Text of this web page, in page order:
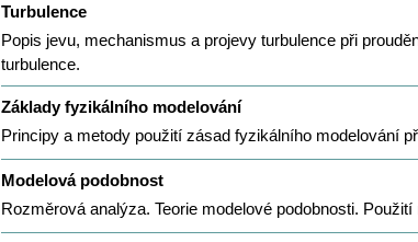
Turbulence
Popis jevu, mechanismus a projevy turbulence při
turbulence.
Základy fyzikálního modelování
Principy a metody použití zásad fyzikálního modelování
Modelová podobnost
Rozměrová analýza. Teorie modelové podobnosti.